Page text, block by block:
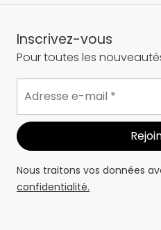
Inscrivez-vous
Pour toutes les
Nous traitons vos données
confidentialité.